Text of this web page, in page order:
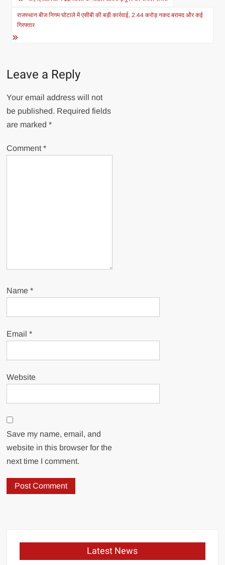
navigation
राजस्थान बीज निगम घोटाले में एसीबी की बड़ी कार्रवाई, 2.44 करोड़ नकद बरामद और कई
गिरफ्तार
Leave a Reply
Your email address will not
be published. Required fields
are marked*
Comment*
Name*
Email*
Website
Save my name, email, and
website in this browser for the
next time I comment.
Latest News